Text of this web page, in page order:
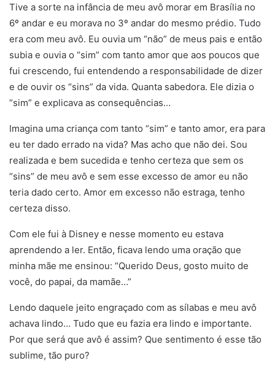
Tive a sorte na infância de meu avô morar em Brasília no
6º andar e eu morava no 3º andar do mesmo prédio. Tudo
era com meu avô. Eu ouvia um “não” de meus pais e então
subia e ouvia o “sim” com tanto amor que aos poucos que
fui crescendo, fui entendendo a responsabilidade de dizer
e de ouvir os “sins” da vida. Quanta sabedora. Ele dizia o
“sim” e explicava as consequências…
Imagina uma criança com tanto “sim” e tanto amor, era para
eu ter dado errado na vida? Mas acho que não dei. Sou
realizada e bem sucedida e tenho certeza que sem os
“sins” de meu avô e sem esse excesso de amor eu não
teria dado certo. Amor em excesso não estraga, tenho
certeza disso.
Com ele fui à Disney e nesse momento eu estava
aprendendo a ler. Então, ficava lendo uma oração que
minha mãe me ensinou: “Querido Deus, gosto muito de
você, do papai, da mamãe…”
Lendo daquele jeito engraçado com as sílabas e meu avô
achava lindo… Tudo que eu fazia era lindo e importante.
Por que será que avô é assim? Que sentimento é esse tão
sublime, tão puro?